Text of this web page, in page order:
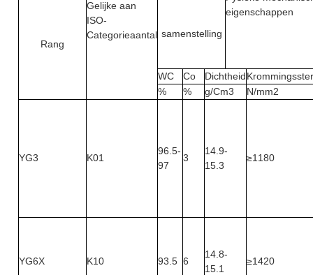
Rang
Gelijke aan
ISO-
Categorieaantal samenstelling
eigenschappen
WC Co Dichtheid
%
% g/Cm3 N/mm2
YG3 K01
96.5-
97
3
14.9-
15.3
≥1180
YG6X K10 93.5 6
14.8-
15.1
≥1420